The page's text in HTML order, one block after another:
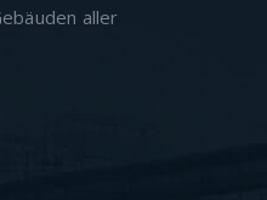
aller